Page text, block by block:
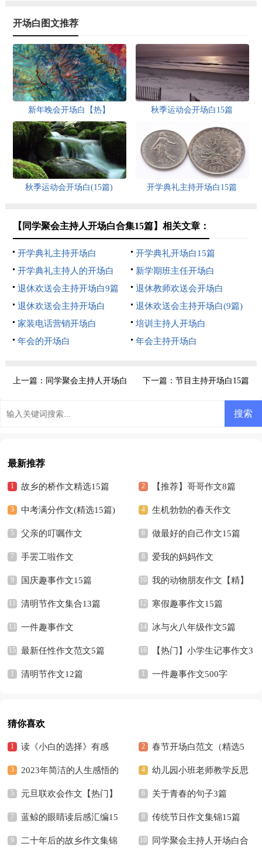
开场白图文推荐
新年晚会开场白【热】 秋季运动会开场白15篇
秋季运动会开场白(15篇) 开学典礼主持开场白15篇
【同学聚会主持人开场白合集15篇】相关文章：
开学典礼主持开场白
开学典礼开场白15篇
开学典礼主持人的开场白
新学期班主任开场白
退休欢送会主持开场白9篇
退休教师欢送会开场白
退休欢送会主持开场白
退休欢送会主持开场白(9篇)
家装电话营销开场白
培训主持人开场白
年会的开场白
年会主持开场白
上一篇： 同学聚会主持人开场白 下一篇：节目主持开场白15篇
最新推荐
故乡的桥作文精选15篇 【推荐】哥哥作文8篇
中考满分作文(精选15篇) 生机勃勃的春天作文
父亲的叮嘱作文 做最好的自己作文15篇
手罢工啦作文 爱我的妈妈作文
国庆趣事作文15篇 我的动物朋友作文【精】
清明节作文集合13篇 寒假趣事作文15篇
一件趣事作文 冰与火八年级作文5篇
最新任性作文范文5篇 【热门】小学生记事作文3
篇
清明节作文12篇 一件趣事作文500字
猜你喜欢
读《小白的选择》有感 春节开场白范文（精选5
篇）
2023年简洁的人生感悟的
好句摘录36条
幼儿园小班老师教学反思
元旦联欢会作文【热门】 关于青春的句子3篇
蓝鲸的眼睛读后感汇编15
篇
传统节日作文集锦15篇
二十年后的故乡作文集锦 同学聚会主持人开场白合